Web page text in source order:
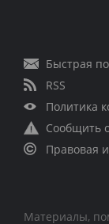
Быстрая
RSS
Политика
Сообщить
Правовая
Материалы,